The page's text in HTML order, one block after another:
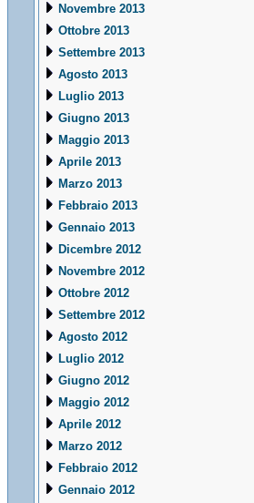
Novembre 2013
Ottobre 2013
Settembre 2013
Agosto 2013
Luglio 2013
Giugno 2013
Maggio 2013
Aprile 2013
Marzo 2013
Febbraio 2013
Gennaio 2013
Dicembre 2012
Novembre 2012
Ottobre 2012
Settembre 2012
Agosto 2012
Luglio 2012
Giugno 2012
Maggio 2012
Aprile 2012
Marzo 2012
Febbraio 2012
Gennaio 2012